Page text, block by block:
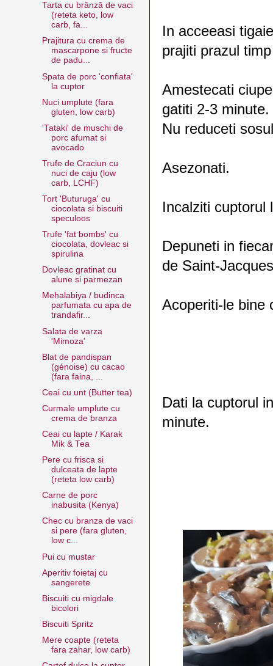
In acceeasi
prajiti prazul
Amestecati
gatiti 2-3 minute.
Nu reduceti
Asezonati.
Incalziti cuptorul
Depuneti in
de Saint-
Acoperiti-le bine
Dati la cuptorul
minute.
Tarta cu brânză de vaci
(reteta keto, low
carb, fa...
Prajitura cu crema de
mascarpone si fructe
de padu...
Spata de porc 'confiata'
la cuptor
Nuci umplute (fara
gluten, low carb)
'Tataki' de muschi de
porc afumat si
avocado
Trufe de Craciun cu
nuci de caju (low
carb, LCHF)
Tort 'Buturuga' cu
ciocolata si biscuiti
speculoos
Trufe 'fat bombs' cu
ciocolata, dovleac si
spirulina
Dovleac gratinat cu
alune si parmezan
Mehalabiya / budinca
parfumata cu apa de
trandafir...
Salata de varza
'Mimoza'
Blat de pandispan
(génoise) cu cacao
(fara faina, ...
Ceai cu unt (Butter tea)
Curmale umplute cu
crema de branza
Ceai cu lapte / Karak
Mik & Tea
Pere cu frisca si
dulceata de lapte
(reteta low carb)
Carne de porc
inabusita (Kenya)
Chec cu branza de vaci
si pere (fara gluten,
low c...
Pui cu mustar
Aperitiv foietaj cu
sangerete
Biscuiti cu migdale
bicolori
Biscuiti Spritz
Mere coapte (reteta
fara zahar, low carb)